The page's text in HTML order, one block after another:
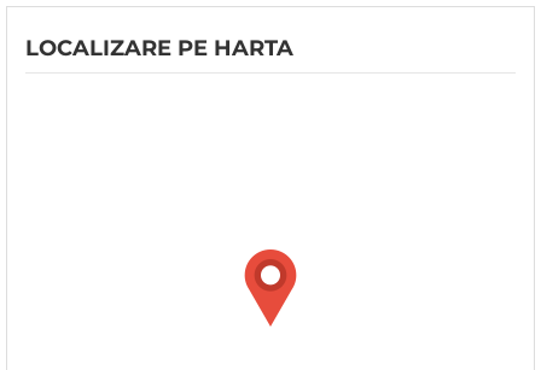
LOCALIZARE PE HARTA